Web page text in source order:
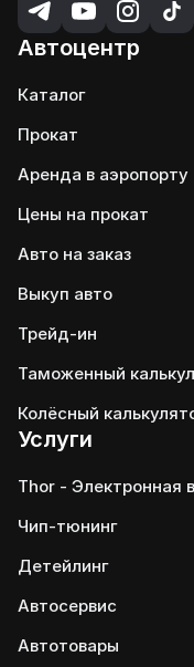
Автоцентр
Каталог
Прокат
Аренда в аэропорту
Цены на прокат
Авто на заказ
Выкуп авто
Трейд-ин
Таможенный
Колёсный
Услуги
Thor - Электронная
Чип-тюнинг
Детейлинг
Автосервис
Автотовары